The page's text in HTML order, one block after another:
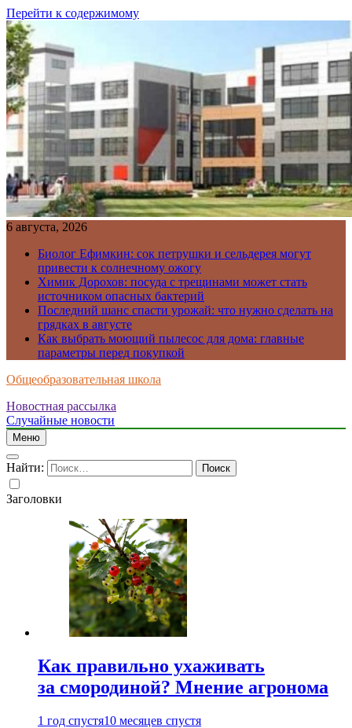
Перейти к содержимому
6 августа, 2026
Биолог Ефимкин: сок петрушки и сельдерея могут
привести к солнечному ожогу
Химик Дорохов: посуда с трещинами может стать
источником опасных бактерий
Последний шанс спасти урожай: что нужно сделать на
грядках в августе
Как выбрать моющий пылесос для дома: главные
параметры перед покупкой
Общеобразовательная школа
Новостная рассылка
Случайные новости
Меню
Найти:
Заголовки
Как правильно ухаживать
за смородиной? Мнение агронома
1 год спустя10 месяцев спустя